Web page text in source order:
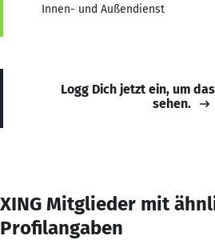
Innen- und Außendienst
Logg Dich jetzt ein, um
sehen.
XING Mitglieder mit
Profilangaben